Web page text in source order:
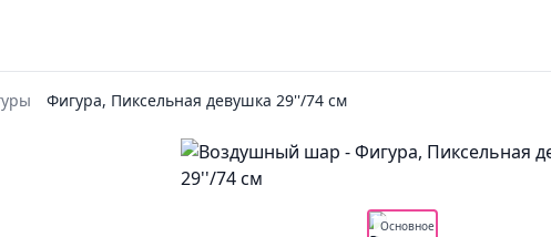
Фигура, Пиксельная девушка 29''/74 см
Основное